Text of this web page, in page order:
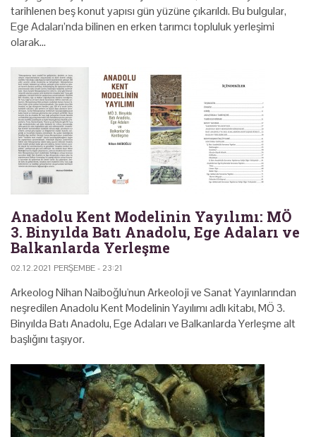
tarihlenen beş konut yapısı gün yüzüne çıkarıldı. Bu bulgular,
Ege Adaları’nda bilinen en erken tarımcı topluluk yerleşimi
olarak…
Anadolu Kent Modelinin Yayılımı: MÖ
3. Binyılda Batı Anadolu, Ege Adaları ve
Balkanlarda Yerleşme
02.12.2021 PERŞEMBE - 23:21
Arkeolog Nihan Naiboğlu'nun Arkeoloji ve Sanat Yayınlarından
neşredilen Anadolu Kent Modelinin Yayılımı adlı kitabı, MÖ 3.
Binyılda Batı Anadolu, Ege Adaları ve Balkanlarda Yerleşme alt
başlığını taşıyor.